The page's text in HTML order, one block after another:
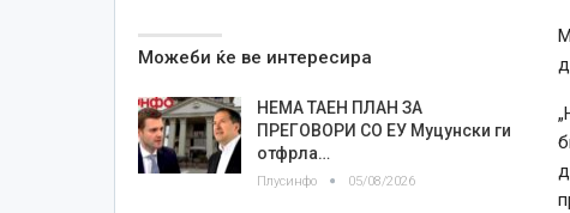
Можеби ќе ве интересира
НЕМА ТАЕН ПЛАН ЗА
ПРЕГОВОРИ СО ЕУ Муцунски ги
отфрла…
Плусинфо 05/08/2026